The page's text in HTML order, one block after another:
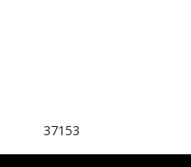
37153